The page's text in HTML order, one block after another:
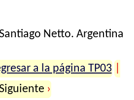
Netto. Argentina
a la página TP03
Siguiente ›